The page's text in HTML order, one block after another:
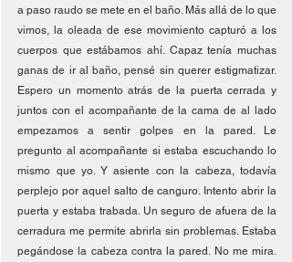
a paso raudo se mete en el baño. Más allá de lo que
vimos, la oleada de ese movimiento capturó a los
cuerpos que estábamos ahí. Capaz tenía muchas
ganas de ir al baño, pensé sin querer estigmatizar.
Espero un momento atrás de la puerta cerrada y
juntos con el acompañante de la cama de al lado
empezamos a sentir golpes en la pared. Le
pregunto al acompañante si estaba escuchando lo
mismo que yo. Y asiente con la cabeza, todavía
perplejo por aquel salto de canguro. Intento abrir la
puerta y estaba trabada. Un seguro de afuera de la
cerradura me permite abrirla sin problemas. Estaba
pegándose la cabeza contra la pared. No me mira.